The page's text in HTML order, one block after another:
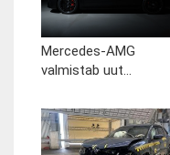
Mercedes-AMG
valmistab uut...